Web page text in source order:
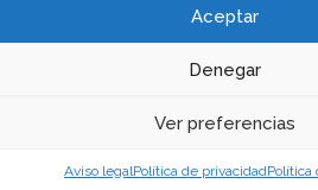
Aceptar
Denegar
Ver preferencias
Política de privacidad
Aviso legal
גורמה בברצלונה המביאה את
המטבח של אזור Terres de l’Ebre אל לב העיר.
הקולינריות של דלתת